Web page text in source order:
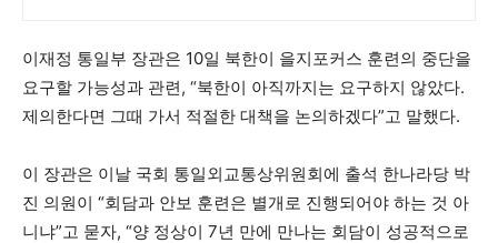
이재정 통일부 장관은 10일 북한이 을지포커스 훈련의 중단을
요구할 가능성과 관련, “북한이 아직까지는 요구하지 않았다.
제의한다면 그때 가서 적절한 대책을 논의하겠다”고 말했다.
이 장관은 이날 국회 통일외교통상위원회에 출석 한나라당 박
진 의원이 “회담과 안보 훈련은 별개로 진행되어야 하는 것 아
니냐”고 묻자, “양 정상이 7년 만에 만나는 회담이 성공적으로